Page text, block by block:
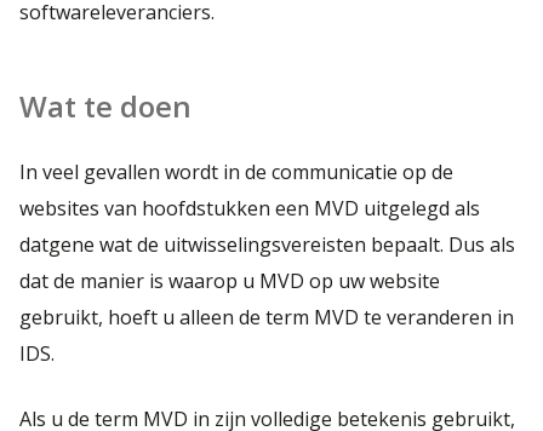
softwareleveranciers.
Wat te doen
In veel gevallen wordt in de communicatie op de
websites van hoofdstukken een MVD uitgelegd als
datgene wat de uitwisselingsvereisten bepaalt. Dus als
dat de manier is waarop u MVD op uw website
gebruikt, hoeft u alleen de term MVD te veranderen in
IDS.
Als u de term MVD in zijn volledige betekenis gebruikt,